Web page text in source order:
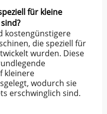
für kleine
kostengünstigere
die speziell für
wurden. Diese
kleinere
wodurch sie
erschwinglich sind.